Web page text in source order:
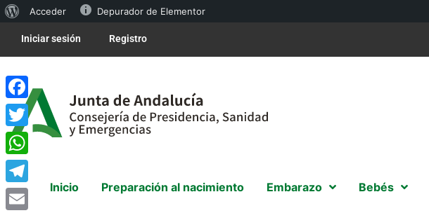
Acceder Depurador de Elementor
Iniciar sesión Registro
Inicio Preparación al nacimiento Embarazo Bebés
Facebook
Twitter
WhatsApp
Telegram